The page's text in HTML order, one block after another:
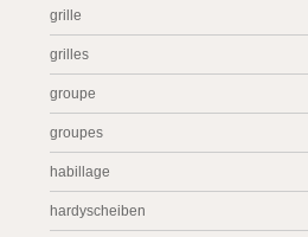
grille
grilles
groupe
groupes
habillage
hardyscheiben